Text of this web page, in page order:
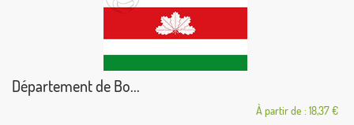
Département de Bo...
À partir de : 18,37 €